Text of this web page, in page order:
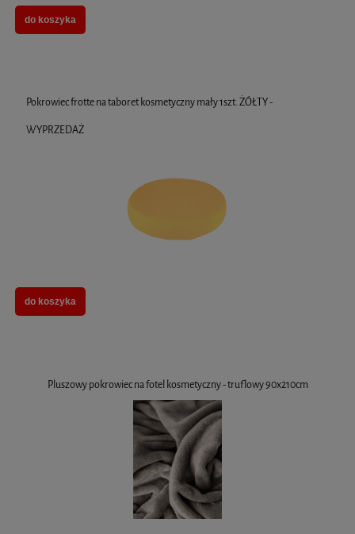
do koszyka
Pokrowiec frotte na taboret kosmetyczny mały 1szt. ŻÓŁTY -
WYPRZEDAŻ
do koszyka
Pluszowy pokrowiec na fotel kosmetyczny - truflowy 90x210cm